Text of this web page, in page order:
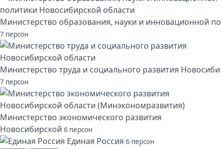
Министерство образования, науки и инновационной по
7 персон
Министерство труда и социального развития Новосиби
7 персон
Министерство экономического развития
Новосибирской 6 персон
Единая Россия 6 персон